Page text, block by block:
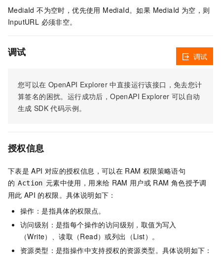
MediaId 不为空时，优先使用 MediaId。如果 MediaId 为空，则
InputURL 必须非空。
调试
您可以在 OpenAPI Explorer 中直接运行该接口，免去您计
算签名的困扰。运行成功后，OpenAPI Explorer 可以自动
生成 SDK 代码示例。
调试
授权信息
下表是 API 对应的授权信息，可以在 RAM 权限策略语句
的 Action 元素中使用，用来给 RAM 用户或 RAM 角色授予调
用此 API 的权限。具体说明如下：
操作：是指具体的权限点。
访问级别：是指每个操作的访问级别，取值为写入
（Write）、读取（Read）或列出（List）。
资源类型：是指操作中支持授权的资源类型。具体说明如下：